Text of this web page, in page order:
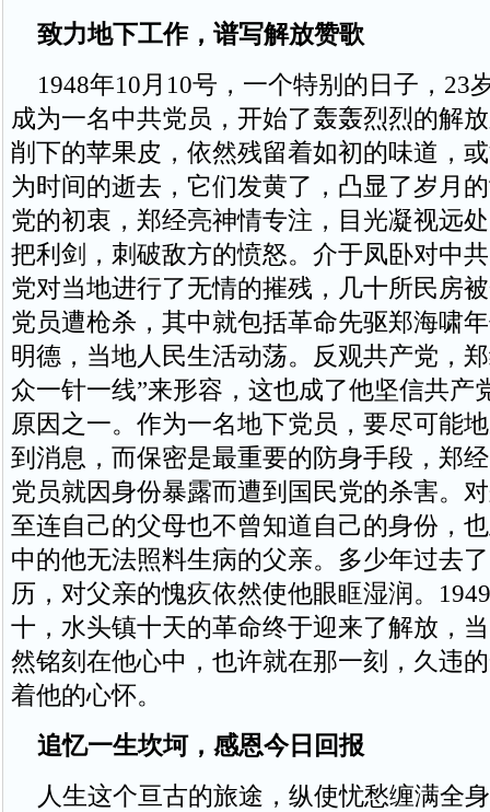
致力地下工作，谱写解放赞歌
1948年10月10号，一个特别的日子，23
成为一名中共党员，开始了轰轰烈烈的解
削下的苹果皮，依然残留着如初的味道，
为时间的逝去，它们发黄了，凸显了岁月
党的初衷，郑经亮神情专注，目光凝视远
把利剑，刺破敌方的愤怒。介于凤卧对中
党对当地进行了无情的摧残，几十所民房
党员遭枪杀，其中就包括革命先驱郑海啸
明德，当地人民生活动荡。反观共产党，
众一针一线”来形容，这也成了他坚信共产
原因之一。作为一名地下党员，要尽可能
到消息，而保密是最重要的防身手段，郑
党员就因身份暴露而遭到国民党的杀害。
至连自己的父母也不曾知道自己的身份，
中的他无法照料生病的父亲。多少年过去
历，对父亲的愧疚依然使他眼眶湿润。
十，水头镇十天的革命终于迎来了解放，
然铭刻在他心中，也许就在那一刻，久违
着他的心怀。
追忆一生坎坷，感恩今日回报
人生这个亘古的旅途，纵使忧愁缠满全